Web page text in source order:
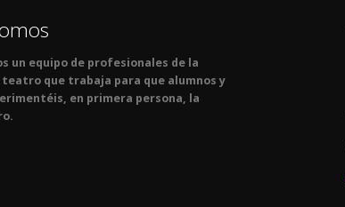
un equipo de profesionales de la
teatro que trabaja para que alumnos y
en primera persona, la